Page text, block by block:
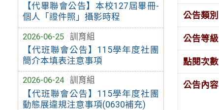
【代畢聯會公告】本校127屆畢冊-
個人「證件照」攝影時程
2026-06-25
訓育組
【代班聯會公告】115學年度社團
簡介本填表注意事項
2026-06-24
訓育組
【代班聯會公告】115學年度社團
動態展違規注意事項(0630補充)
公告類別
公告等級
點閱次數
公告內容